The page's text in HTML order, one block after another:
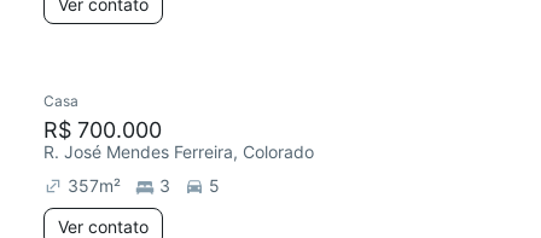
Ver contato
Casa
R$ 700.000
R. José Mendes Ferreira, Colorado
357m² 3
5
Ver contato